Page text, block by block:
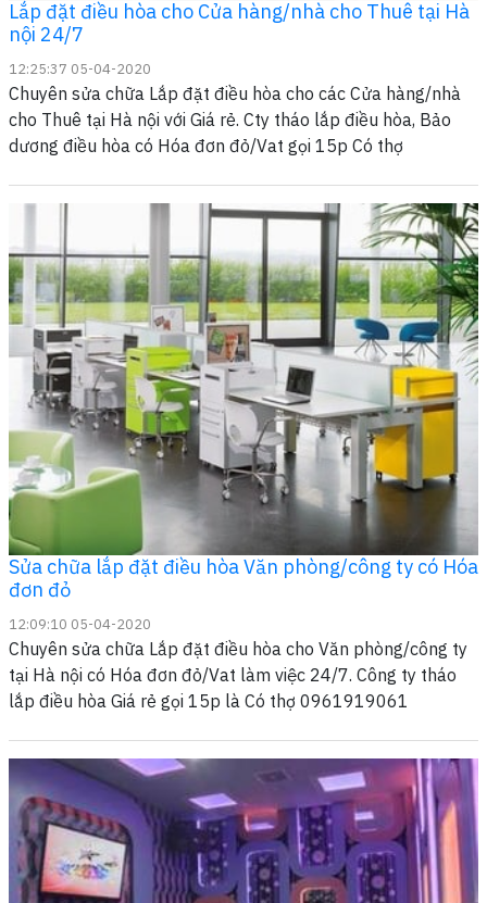
Lắp đặt điều hòa cho Cửa hàng/nhà cho Thuê tại Hà
nội 24/7
12:25:37 05-04-2020
Chuyên sửa chữa Lắp đặt điều hòa cho các Cửa hàng/nhà
cho Thuê tại Hà nội với Giá rẻ. Cty tháo lắp điều hòa, Bảo
dương điều hòa có Hóa đơn đỏ/Vat gọi 15p Có thợ
Sửa chữa lắp đặt điều hòa Văn phòng/công ty có Hóa
đơn đỏ
12:09:10 05-04-2020
Chuyên sửa chữa Lắp đặt điều hòa cho Văn phòng/công ty
tại Hà nội có Hóa đơn đỏ/Vat làm việc 24/7. Công ty tháo
lắp điều hòa Giá rẻ gọi 15p là Có thợ 0961919061